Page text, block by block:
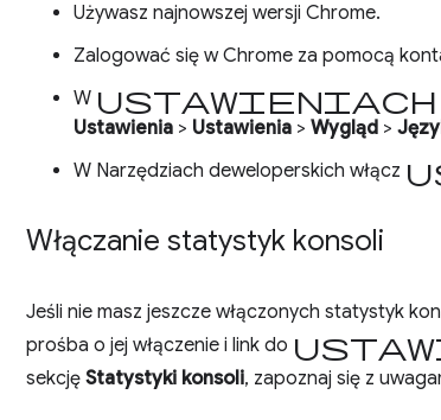
Używasz najnowszej wersji Chrome.
Zalogować się w Chrome za pomocą
W ustawieniach
Ustawienia > Ustawienia > Wygląd >
W Narzędziach deweloperskich włącz
Włączanie statystyk konsoli
Jeśli nie masz jeszcze włączonych statystyk
prośba o jej włączenie i link do
sekcję Statystyki konsoli, zapoznaj się z